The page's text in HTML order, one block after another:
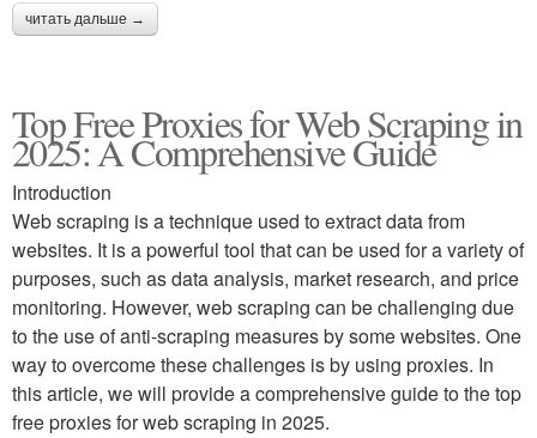
читать дальше →
Top Free Proxies for Web Scraping in
2025: A Comprehensive Guide
Introduction
Web scraping is a technique used to extract data from
websites. It is a powerful tool that can be used for a variety of
purposes, such as data analysis, market research, and price
monitoring. However, web scraping can be challenging due
to the use of anti-scraping measures by some websites. One
way to overcome these challenges is by using proxies. In
this article, we will provide a comprehensive guide to the top
free proxies for web scraping in 2025.